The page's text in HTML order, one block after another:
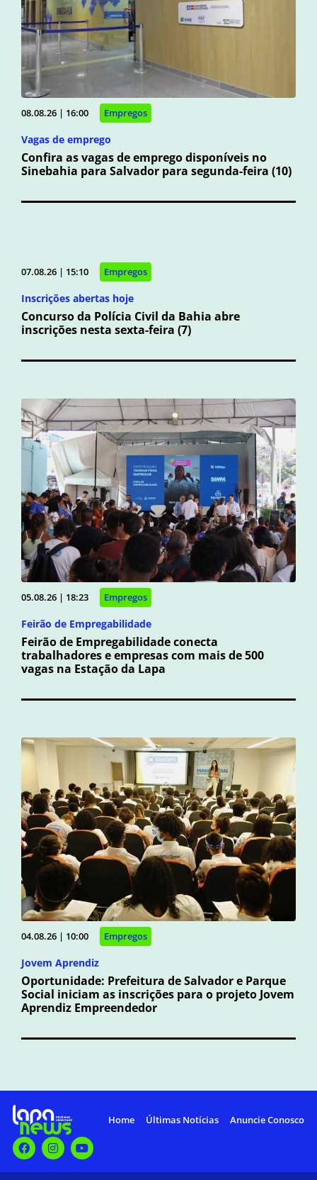
08.08.26 | 16:00 Empregos
Vagas de emprego
Confira as vagas de emprego disponíveis no
Sinebahia para Salvador para segunda-feira (10)
07.08.26 | 15:10 Empregos
Inscrições abertas hoje
Concurso da Polícia Civil da Bahia abre
inscrições nesta sexta-feira (7)
05.08.26 | 18:23 Empregos
Feirão de Empregabilidade
Feirão de Empregabilidade conecta
trabalhadores e empresas com mais de 500
vagas na Estação da Lapa
04.08.26 | 10:00 Empregos
Jovem Aprendiz
Oportunidade: Prefeitura de Salvador e Parque
Social iniciam as inscrições para o projeto Jovem
Aprendiz Empreendedor
Home Últimas Notícias Anuncie Conosco